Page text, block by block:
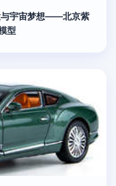
与宇宙梦想——北京紫
型